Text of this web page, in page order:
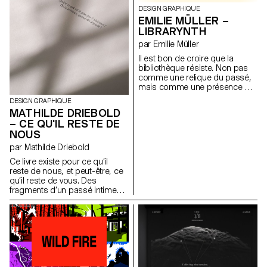
scientifiques: températures,
rayonnement UV, unités
Dobson en variations
typographiques et formes
ASCII. Cette approche
expérimentale offre une lecture
alternative de l'information
climatique. Le projet propose
un regard infographique brut et
précis.
DESIGN GRAPHIQUE
MATHILDE DRIEBOLD
– CE QU'IL RESTE DE
NOUS
par Mathilde Driebold
Ce livre existe pour ce qu’il
reste de nous, et peut-être, ce
qu’il reste de vous. Des
fragments d’un passé intime
qui s’inscrivent et se perdent
dans un contexte social qui
nous dépasse. Ce projet de
diplôme prend la forme d’une
narration éditoriale mêlant
récits personnels et archives
sociales. Il explore les traces
DESIGN GRAPHIQUE
EMILIE MÜLLER –
LIBRARYNTH
par Emilie Müller
Il est bon de croire que la
bibliothèque résiste. Non pas
comme une relique du passé,
mais comme une présence qui
Librarynth est une bibliothèque
immersive, pensée comme une
maison virtuelle. Chaque pièce
évoque une des six
thématiques issues de la